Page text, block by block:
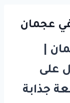
عجمان
|
على
جذابة